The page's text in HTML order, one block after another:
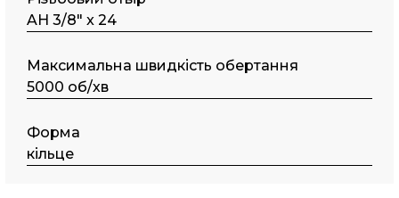
AH 3/8" x 24
Максимальна швидкість обертання
5000 об/хв
Форма
кільце